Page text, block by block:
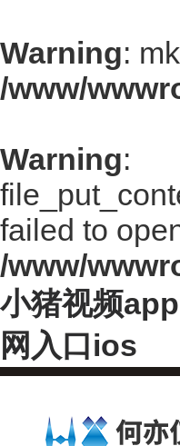
Warning:
/www/
Warning:
failed to
/www/
小猪视频
网入口ios